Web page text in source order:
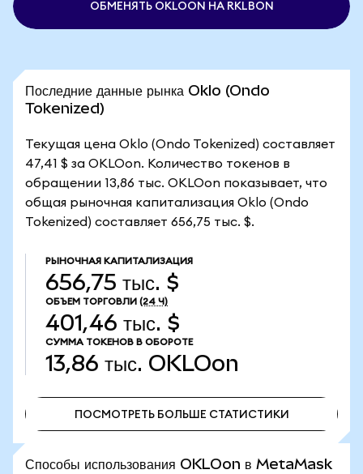
ОБМЕНЯТЬ OKLOON НА RKLBON
Последние данные рынка Oklo (Ondo
Tokenized)
Текущая цена Oklo (Ondo Tokenized) составляет
47,41 $ за OKLOon. Количество токенов в
обращении 13,86 тыс. OKLOon показывает, что
общая рыночная капитализация Oklo (Ondo
Tokenized) составляет 656,75 тыс. $.
РЫНОЧНАЯ КАПИТАЛИЗАЦИЯ
656,75 тыс. $
ОБЪЕМ ТОРГОВЛИ (24 Ч)
401,46 тыс. $
СУММА ТОКЕНОВ В ОБОРОТЕ
13,86 тыс. OKLOon
ПОСМОТРЕТЬ БОЛЬШЕ СТАТИСТИКИ
Способы использования OKLOon в MetaMask